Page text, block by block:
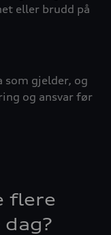
eller brudd på
som gjelder, og
og ansvar før
flere